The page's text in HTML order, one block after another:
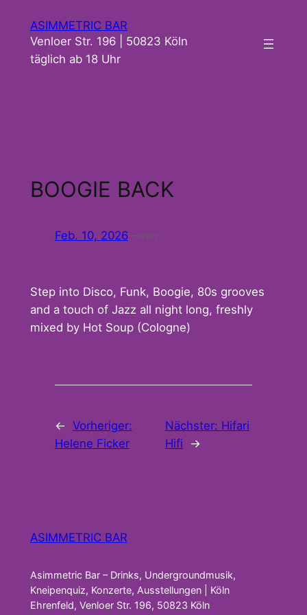
Inhalt
springen
ASIMMETRIC BAR
Venloer Str. 196 | 50823 Köln
täglich ab 18 Uhr
BOOGIE BACK
Feb. 10, 2026—von
Step into Disco, Funk, Boogie, 80s grooves
and a touch of Jazz all night long, freshly
mixed by Hot Soup (Cologne)
← Vorheriger:
Helene Ficker
Nächster: Hifari
Hifi
→
ASIMMETRIC BAR
Asimmetric Bar – Drinks, Undergroundmusik,
Kneipenquiz, Konzerte, Ausstellungen | Köln
Ehrenfeld, Venloer Str. 196, 50823 Köln